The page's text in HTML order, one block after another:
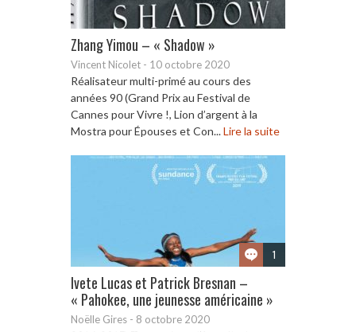
Zhang Yimou – « Shadow »
Vincent Nicolet - 10 octobre 2020
Réalisateur multi-primé au cours des
années 90 (Grand Prix au Festival de
Cannes pour Vivre !, Lion d’argent à la
Mostra pour Épouses et Con...Lire la suite
1
Ivete Lucas et Patrick Bresnan –
« Pahokee, une jeunesse américaine »
Noëlle Gires - 8 octobre 2020